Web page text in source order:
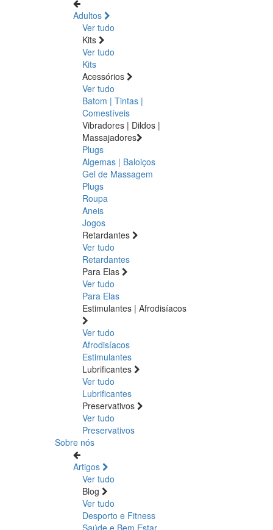
Adultos
Ver tudo
Kits
Ver tudo
Kits
Acessórios
Ver tudo
Batom | Tintas |
Comestíveis
Vibradores | Dildos |
Massajadores
Plugs
Algemas | Baloiços
Gel de Massagem
Plugs
Roupa
Aneis
Jogos
Retardantes
Ver tudo
Retardantes
Para Elas
Ver tudo
Para Elas
Estimulantes | Afrodisíacos
Ver tudo
Afrodisíacos
Estimulantes
Lubrificantes
Ver tudo
Lubrificantes
Preservativos
Ver tudo
Preservativos
Sobre nós
Artigos
Ver tudo
Blog
Ver tudo
Desporto e Fitness
Saúde e Bem Estar